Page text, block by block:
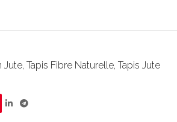
Jute, Tapis Fibre Naturelle, Tapis Jute